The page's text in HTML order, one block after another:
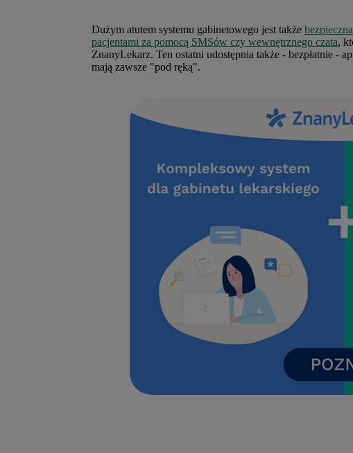
Dużym atutem systemu gabinetowego jest także
pacjentami za pomocą SMSów czy wewnętrznego czata,
ZnanyLekarz. Ten ostatni udostępnia także - bezpłatnie -
mają zawsze "pod ręką".